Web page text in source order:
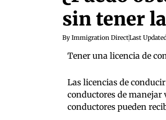
sin tener
By Immigration DirectLast
Tener una licencia de
Las licencias de
conductores de manejar
conductores pueden